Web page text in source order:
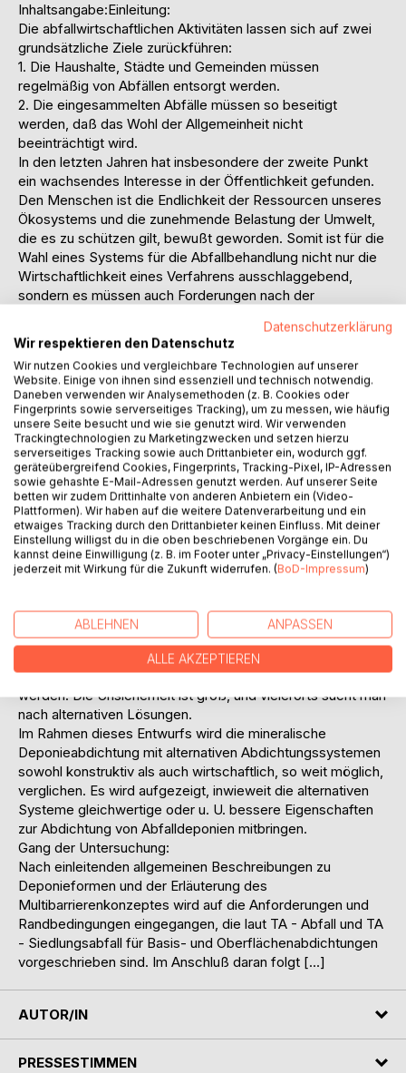
Inhaltsangabe:Einleitung:
Die abfallwirtschaftlichen Aktivitäten lassen sich auf zwei
grundsätzliche Ziele zurückführen:
1. Die Haushalte, Städte und Gemeinden müssen
regelmäßig von Abfällen entsorgt werden.
2. Die eingesammelten Abfälle müssen so beseitigt
werden, daß das Wohl der Allgemeinheit nicht
beeinträchtigt wird.
In den letzten Jahren hat insbesondere der zweite Punkt
ein wachsendes Interesse in der Öffentlichkeit gefunden.
Den Menschen ist die Endlichkeit der Ressourcen unseres
Ökosystems und die zunehmende Belastung der Umwelt,
die es zu schützen gilt, bewußt geworden. Somit ist für die
Wahl eines Systems für die Abfallbehandlung nicht nur die
Wirtschaftlichkeit eines Verfahrens ausschlaggebend,
sondern es müssen auch Forderungen nach der
berücksichtigt werden. In diesem Zusammenhang hat auch
die umweltgerechte Lagerung von Abfällen auf Deponien in
der öffentlichen Diskussion ein erhebliches Maß an
Bedeutung gewonnen.
Die TA - Siedlungsabfall sieht für die
Oberflächenabdichtung von Deponien eine mineralisch -
bindige Dichtung - meistens in Kombination mit einer HDPE
- Bahn - vor. Der Wissensstand um dieses
Dichtungselement und die allgemeinen Anforderungen an
Dichtungssysteme haben sich in den letzten 10 Jahren
deutlich verändert. Während immer mehr Bedenken
hinsichtlich der Langzeitsicherheit ( Rißbildung durch
Austrocknung und Wurzelwachstum ) bekannt wurden, sind
die Erwartungen an Dichtungselemente immer höher
Ein weiterer Trend in der Deponietechnik sind die immer
höheren Kosten für die Sicherungsmaßnahmen, während
die Kassen der Betreiber ( Gebietskörperschaften ) meist
leer sind und somit häufig die Bauvorhaben hinausgezögert
werden. Die Unsicherheit ist groß, und vielerorts sucht man
nach alternativen Lösungen.
Im Rahmen dieses Entwurfs wird die mineralische
Deponieabdichtung mit alternativen Abdichtungssystemen
sowohl konstruktiv als auch wirtschaftlich, so weit möglich,
verglichen. Es wird aufgezeigt, inwieweit die alternativen
Systeme gleichwertige oder u. U. bessere Eigenschaften
zur Abdichtung von Abfalldeponien mitbringen.
Gang der Untersuchung:
Nach einleitenden allgemeinen Beschreibungen zu
Deponieformen und der Erläuterung des
Multibarrierenkonzeptes wird auf die Anforderungen und
Randbedingungen eingegangen, die laut TA - Abfall und TA
- Siedlungsabfall für Basis- und Oberflächenabdichtungen
vorgeschrieben sind. Im Anschluß daran folgt […]
AUTOR/IN
PRESSESTIMMEN
Datenschutzerklärung
Wir respektieren den Datenschutz
Wir nutzen Cookies und vergleichbare Technologien auf unserer
Website. Einige von ihnen sind essenziell und technisch notwendig.
Daneben verwenden wir Analysemethoden (z. B. Cookies oder
Fingerprints sowie serverseitiges Tracking), um zu messen, wie häufig
unsere Seite besucht und wie sie genutzt wird. Wir verwenden
Trackingtechnologien zu Marketingzwecken und setzen hierzu
serverseitiges Tracking sowie auch Drittanbieter ein, wodurch ggf.
geräteübergreifend Cookies, Fingerprints, Tracking-Pixel, IP-Adressen
sowie gehashte E-Mail-Adressen genutzt werden. Auf unserer Seite
betten wir zudem Drittinhalte von anderen Anbietern ein (Video-
Plattformen). Wir haben auf die weitere Datenverarbeitung und ein
etwaiges Tracking durch den Drittanbieter keinen Einfluss. Mit deiner
Einstellung willigst du in die oben beschriebenen Vorgänge ein. Du
kannst deine Einwilligung (z. B. im Footer unter „Privacy-Einstellungen“)
jederzeit mit Wirkung für die Zukunft widerrufen. (BoD-Impressum)
ABLEHNEN ANPASSEN
ALLE AKZEPTIEREN